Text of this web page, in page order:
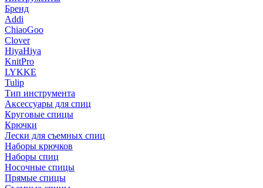
Бренд
Addi
ChiaoGoo
Clover
HiyaHiya
KnitPro
LYKKE
Tulip
Тип инструмента
Аксессуары для спиц
Круговые спицы
Крючки
Лески для съемных спиц
Наборы крючков
Наборы спиц
Носочные спицы
Прямые спицы